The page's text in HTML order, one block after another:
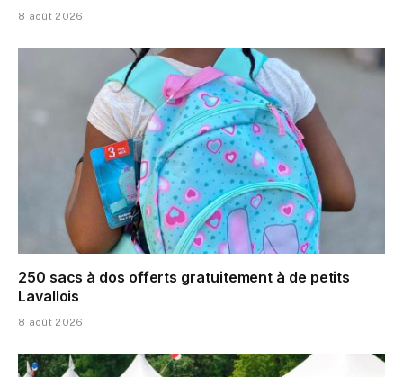
8 août 2026
250 sacs à dos offerts gratuitement à de petits
Lavallois
8 août 2026